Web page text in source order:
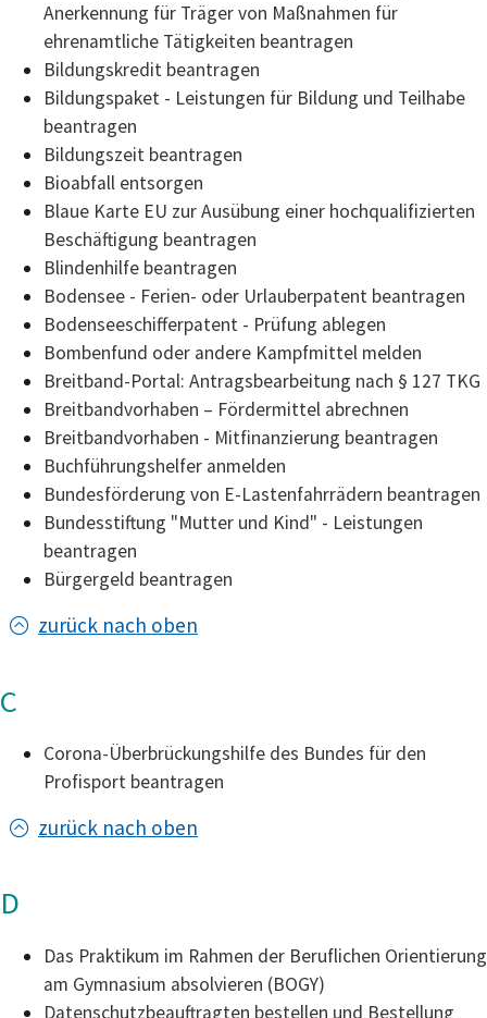
Anerkennung für Träger von Maßnahmen für
ehrenamtliche Tätigkeiten beantragen
Bildungskredit beantragen
Bildungspaket - Leistungen für Bildung und Teilhabe
beantragen
Bildungszeit beantragen
Bioabfall entsorgen
Blaue Karte EU zur Ausübung einer hochqualifizierten
Beschäftigung beantragen
Blindenhilfe beantragen
Bodensee - Ferien- oder Urlauberpatent beantragen
Bodenseeschifferpatent - Prüfung ablegen
Bombenfund oder andere Kampfmittel melden
Breitband-Portal: Antragsbearbeitung nach § 127 TKG
Breitbandvorhaben – Fördermittel abrechnen
Breitbandvorhaben - Mitfinanzierung beantragen
Buchführungshelfer anmelden
Bundesförderung von E-Lastenfahrrädern beantragen
Bundesstiftung "Mutter und Kind" - Leistungen
beantragen
Bürgergeld beantragen
zurück nach oben
C
Corona-Überbrückungshilfe des Bundes für den
Profisport beantragen
zurück nach oben
D
Das Praktikum im Rahmen der Beruflichen Orientierung
am Gymnasium absolvieren (BOGY)
Datenschutzbeauftragten bestellen und Bestellung